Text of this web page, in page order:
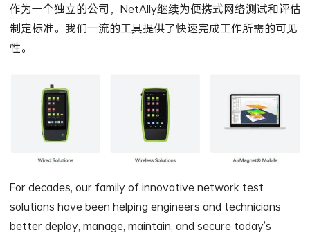
作为一个独立的公司，NetAlly继续为便携式网络测试和评估
制定标准。我们一流的工具提供了快速完成工作所需的可见
性。
For decades, our family of innovative network test
solutions have been helping engineers and technicians
better deploy, manage, maintain, and secure today’s